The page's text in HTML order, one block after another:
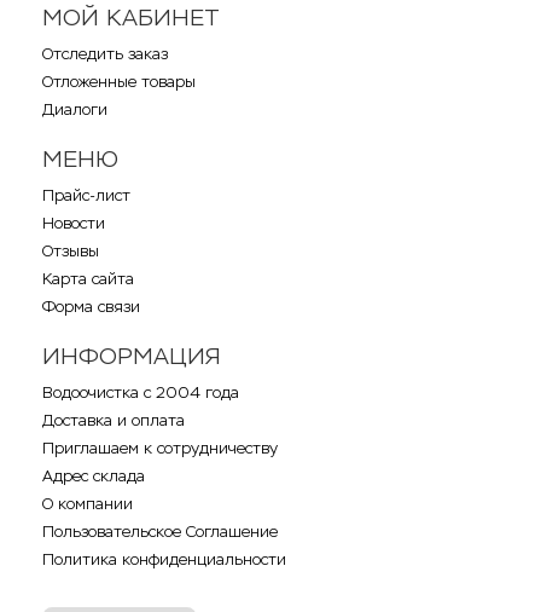
МОЙ КАБИНЕТ
Отследить заказ
Отложенные товары
Диалоги
МЕНЮ
Прайс-лист
Новости
Отзывы
Карта сайта
Форма связи
ИНФОРМАЦИЯ
Водоочистка с 2004 года
Доставка и оплата
Приглашаем к сотрудничеству
Адрес склада
О компании
Пользовательское Соглашение
Политика конфиденциальности